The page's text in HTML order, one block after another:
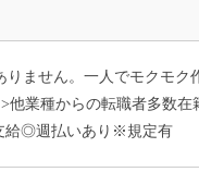
ません。一人でモクモ
業種からの転職者多数
給◎週払いあり※規定有